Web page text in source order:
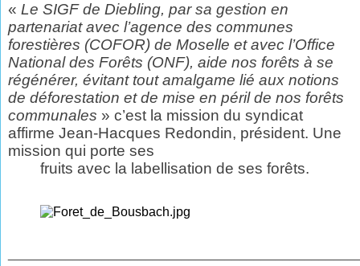
«Le SIGF de Diebling, par sa gestion en
partenariat avec l’agence des communes
forestières (COFOR) de Moselle et avec l’Office
National des Forêts (ONF), aide nos forêts à se
régénérer, évitant tout amalgame lié aux notions
de déforestation et de mise en péril de nos forêts
communales » c’est la mission du syndicat
affirme Jean-Hacques Redondin, président. Une
mission qui porte ses
fruits avec la labellisation de ses forêts.